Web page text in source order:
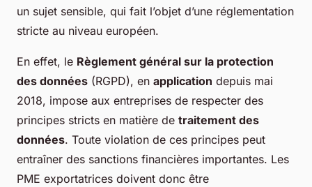
un sujet sensible, qui fait l’objet d’une réglementation
stricte au niveau européen.
En effet, le Règlement général sur la protection
des données (RGPD), en application depuis mai
2018, impose aux entreprises de respecter des
principes stricts en matière de traitement des
données. Toute violation de ces principes peut
entraîner des sanctions financières importantes. Les
PME exportatrices doivent donc être